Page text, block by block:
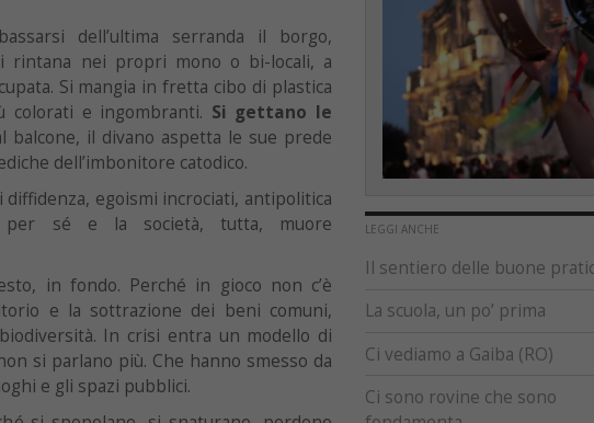
dell’ultima serranda il borgo,
rintana nei propri mono o bi-locali, a
Si mangia in fretta cibo di plastica
colorati e ingombranti. Si gettano le
balcone, il divano aspetta le sue prede
dell’imbonitore catodico.
egoismi incrociati, antipolitica
per sé e la società, tutta, muore
in fondo. Perché in gioco non c’è
e la sottrazione dei beni comuni,
In crisi entra un modello di
si parlano più. Che hanno smesso da
e gli spazi pubblici.
LEGGI ANCHE
Il sentiero delle buone
La scuola, un po’ prima
Ci vediamo a Gaiba (RO)
Ci sono rovine che sono